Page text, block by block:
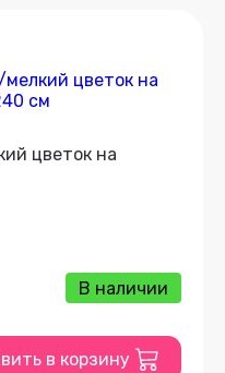
цветок на
В наличии
в корзину